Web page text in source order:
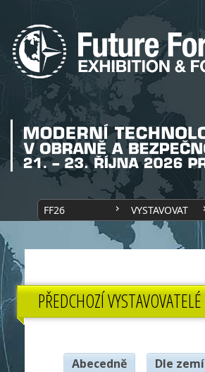
FF26 VYSTAVOVAT
PŘEDCHOZÍ VYSTAVOVATELÉ
Abecedně Dle zemí